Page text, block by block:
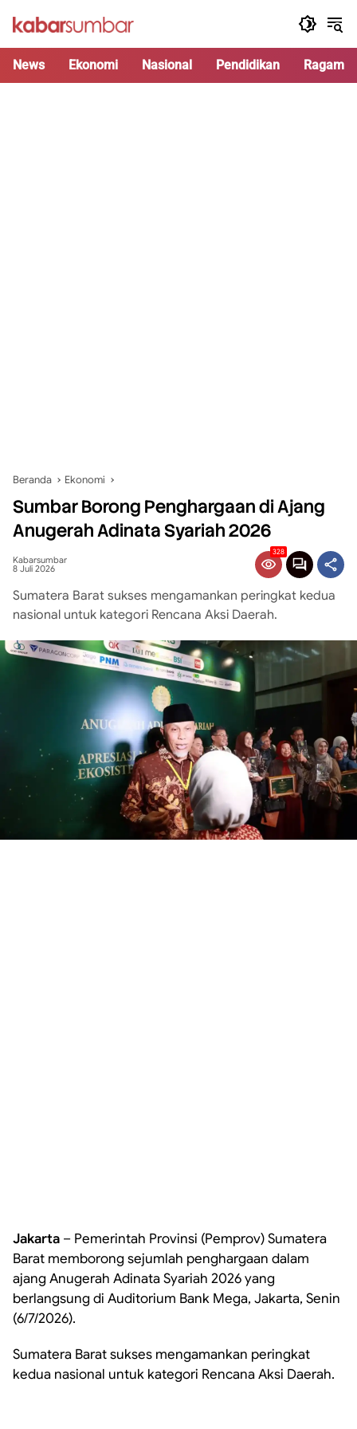
News Ekonomi Nasional Pendidikan Ragam
Beranda Ekonomi
Sumbar Borong Penghargaan di Ajang
Anugerah Adinata Syariah 2026
Kabarsumbar
8 Juli 2026
328
Sumatera Barat sukses mengamankan peringkat kedua
nasional untuk kategori Rencana Aksi Daerah.
Jakarta – Pemerintah Provinsi (Pemprov) Sumatera
Barat memborong sejumlah penghargaan dalam
ajang Anugerah Adinata Syariah 2026 yang
berlangsung di Auditorium Bank Mega, Jakarta, Senin
(6/7/2026).
Sumatera Barat sukses mengamankan peringkat
kedua nasional untuk kategori Rencana Aksi Daerah.